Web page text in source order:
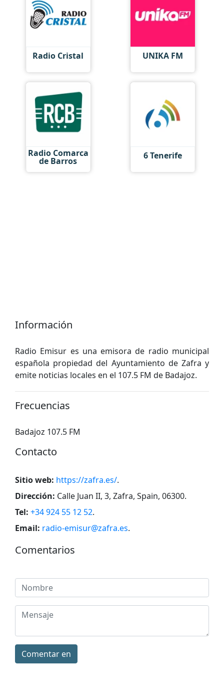
Radio Сristal UNIKA FM
Radio Comarca
de Barros 6 Tenerife
Información
Radio Emisur es una emisora ​​de radio municipal
española propiedad del Ayuntamiento de Zafra y
emite noticias locales en el 107.5 FM de Badajoz.
Frecuencias
Badajoz 107.5 FM
Contacto
Sitio web: https://zafra.es/.
Dirección: Calle Juan II, 3, Zafra, Spain, 06300.
Tel: +34 924 55 12 52.
Email: radio-emisur@zafra.es.
Comentarios
Comentar en